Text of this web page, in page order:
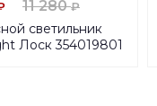
11 280₽
светильник
Лоск 354019801